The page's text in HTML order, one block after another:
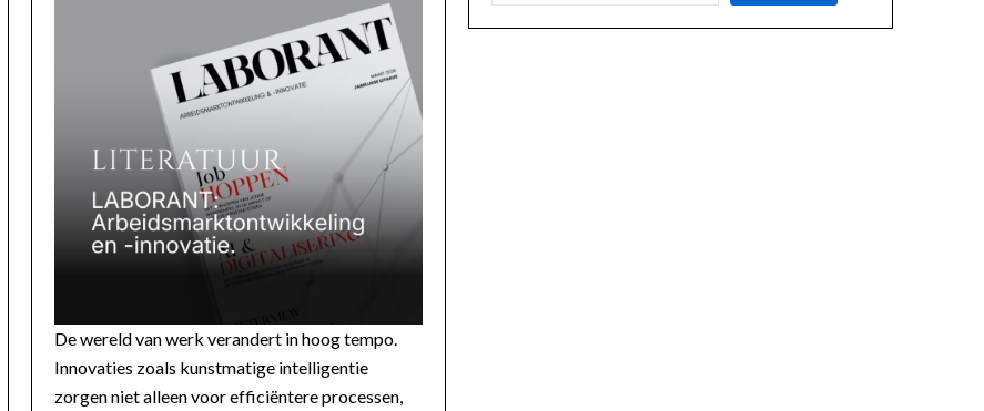
De wereld van werk verandert in hoog tempo.
Innovaties zoals kunstmatige intelligentie
zorgen niet alleen voor efficiëntere processen,